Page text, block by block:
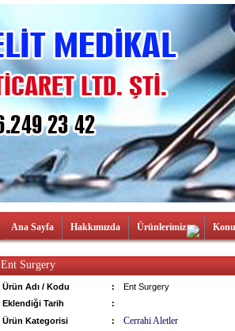
Ana Sayfa Hakkımızda Ürünlerimiz
Ent Surgery
Ürün Adı / Kodu :
Ent Surgery
Eklendiği Tarih
:
Ürün Kategorisi
: Cerrahi Aletler